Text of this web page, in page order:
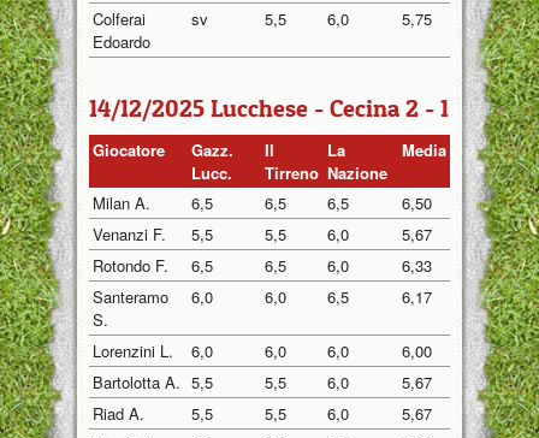
Colferai
Edoardo
sv 5,5 6,0 5,75
14/12/2025 Lucchese - Cecina 2 - 1
Giocatore
Gazz.
Lucc.
Il
Tirreno
La
Nazione
Media
Milan A. 6,5 6,5 6,5
6,50
Venanzi F.
5,5 5,5 6,0
5,67
Rotondo F.
6,5 6,5 6,0
6,33
Santeramo
S.
6,0 6,0 6,5 6,17
Lorenzini L. 6,0 6,0 6,0
6,00
Bartolotta A. 5,5 5,5 6,0
5,67
Riad A.
5,5 5,5 6,0
5,67